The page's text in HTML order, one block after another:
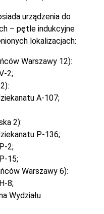
urządzenia do
– pętle indukcyjne
lokalizacjach:
Warszawy 12):
2;
A-107;
2):
P-136;
2;
15;
Warszawy 6):
8;
Wydziału